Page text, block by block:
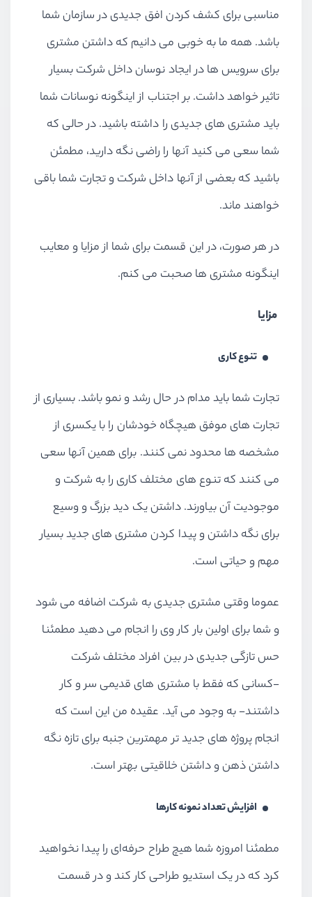
مناسبی برای کشف کردن افق جدیدی در سازمان شما
باشد. همه ما به خوبی می دانیم که داشتن مشتری
برای سرویس ها در ایجاد نوسان داخل شرکت بسیار
تاثیر خواهد داشت. بر اجتناب از اینگونه نوسانات شما
باید مشتری های جدیدی را داشته باشید. در حالی که
شما سعی می کنید آنها را راضی نگه دارید، مطمئن
باشید که بعضی از آنها داخل شرکت و تجارت شما باقی
خواهند ماند.
در هر صورت، در این قسمت برای شما از مزایا و معایب
اینگونه مشتری ها صحبت می کنم.
مزایا
تنوع کاری
تجارت شما باید مدام در حال رشد و نمو باشد. بسیاری از
تجارت های موفق هیچگاه خودشان را با یکسری از
مشخصه ها محدود نمی کنند. برای همین آنها سعی
می کنند که تنوع های مختلف کاری را به شرکت و
موجودیت آن بیاورند. داشتن یک دید بزرگ و وسیع
برای نگه داشتن و پیدا کردن مشتری های جدید بسیار
مهم و حیاتی است.
عموما وقتی مشتری جدیدی به شرکت اضافه می شود
و شما برای اولین بار کار وی را انجام می دهید مطمئنا
حس تازگی جدیدی در بین افراد مختلف شرکت
-کسانی که فقط با مشتری های قدیمی سر و کار
داشتند- به وجود می آید. عقیده من این است که
انجام پروژه های جدید تر مهمترین جنبه برای تازه نگه
داشتن ذهن و داشتن خلاقیتی بهتر است.
افزایش تعداد نمونه کارها
مطمئنا امروزه شما هیچ طراح حرفه‌ای را پیدا نخواهید
کرد که در یک استدیو طراحی کار کند و در قسمت